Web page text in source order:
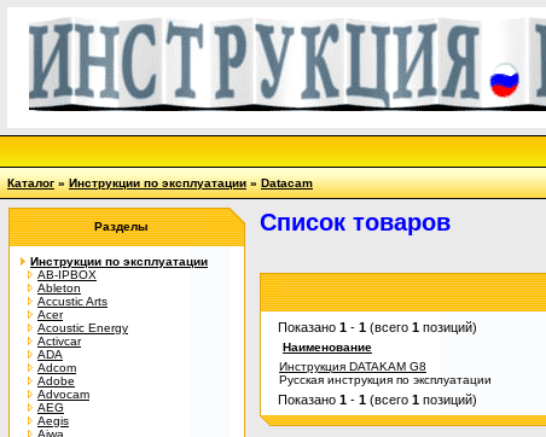
Каталог»Инструкции по эксплуатации»Datacam
Разделы
Инструкции по эксплуатации
AB-IPBOX
Ableton
Accustic Arts
Acer
Acoustic Energy
Activcar
ADA
Adcom
Adobe
Advocam
AEG
Aegis
Aiwa
Список товаров
Показано 1 - 1 (всего 1 позиций)
Наименование
Инструкция DATAKAM G8
Русская инструкция по эксплуатации
Показано 1 - 1 (всего 1 позиций)